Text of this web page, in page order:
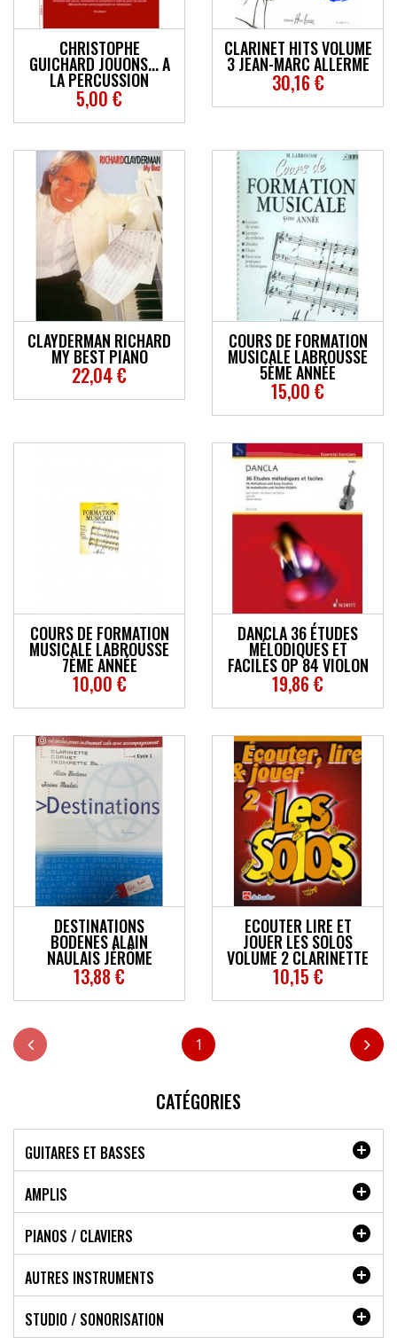
CATÉGORIES
GUITARES ET BASSES 
AMPLIS 
PIANOS / CLAVIERS 
AUTRES INSTRUMENTS 
STUDIO / SONORISATION 
CHRISTOPHE
GUICHARD JOUONS... A
LA PERCUSSION
5,00 €
CLARINET HITS VOLUME
3 JEAN-MARC ALLERME
30,16 €
CLAYDERMAN RICHARD
MY BEST PIANO
22,04 €
COURS DE FORMATION
MUSICALE LABROUSSE
5ÈME ANNÉE
15,00 €
COURS DE FORMATION
MUSICALE LABROUSSE
7ÈME ANNÉE
10,00 €
DANCLA 36 ÉTUDES
MÉLODIQUES ET
FACILES OP 84 VIOLON
19,86 €
DESTINATIONS
BODENES ALAIN
NAULAIS JÉRÔME
13,88 €
ECOUTER LIRE ET
JOUER LES SOLOS
VOLUME 2 CLARINETTE
10,15 €
1